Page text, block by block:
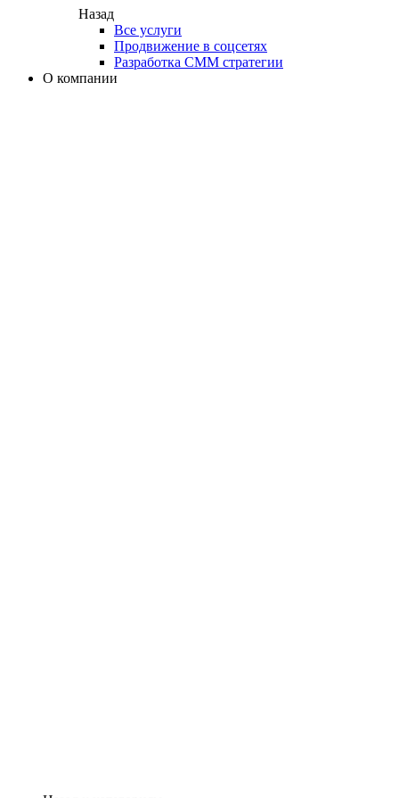
Назад
Все услуги
Продвижение в соцсетях
Разработка СММ стратегии
О компании